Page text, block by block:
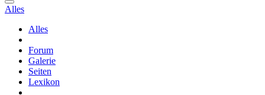
Alles
Alles
Forum
Galerie
Seiten
Lexikon